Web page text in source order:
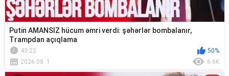
Putin AMANSIZ hücum əmri verdi: şəhərlər bombalanır,
Trampdan açıqlama
43:22
50%
2026.08. 1
6.6K